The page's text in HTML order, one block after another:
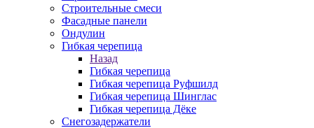
Строительные смеси
Фасадные панели
Ондулин
Гибкая черепица
Назад
Гибкая черепица
Гибкая черепица Руфшилд
Гибкая черепица Шинглас
Гибкая черепица Дёке
Снегозадержатели